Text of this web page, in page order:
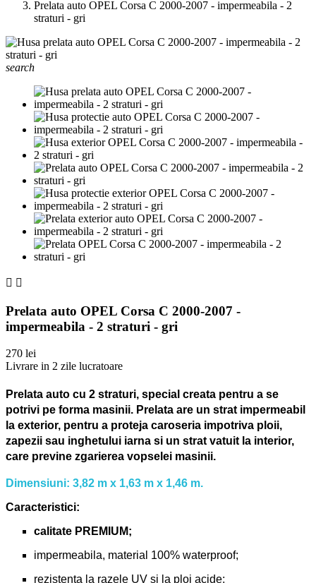
Prelata auto OPEL Corsa C 2000-2007 - impermeabila - 2
straturi - gri
search
 
Prelata auto OPEL Corsa C 2000-2007 -
impermeabila - 2 straturi - gri
270 lei
Livrare in 2 zile lucratoare
Prelata auto cu 2 straturi, special creata pentru a se
potrivi pe forma masinii. Prelata are un strat impermeabil
la exterior, pentru a proteja caroseria impotriva ploii,
zapezii sau inghetului iarna si un strat vatuit la interior,
care previne zgarierea vopselei masinii.
Dimensiuni: 3,82 m x 1,63 m x 1,46 m.
Caracteristici:
calitate PREMIUM;
impermeabila, material 100% waterproof;
rezistenta la razele UV si la ploi acide;